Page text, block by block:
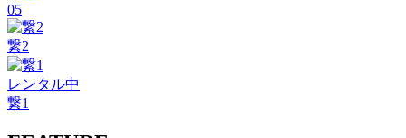
05
繋2
レンタル中
繋1